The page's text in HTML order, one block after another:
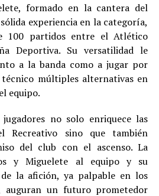
formado en la cantera del
experiencia en la categoría,
100 partidos entre el Atlético
Deportiva. Su versatilidad le
a la banda como a jugar por
múltiples alternativas en
equipo.
no solo enriquece las
Recreativo sino que también
del club con el ascenso. La
y Miguelete al equipo y su
la afición, ya palpable en los
auguran un futuro prometedor